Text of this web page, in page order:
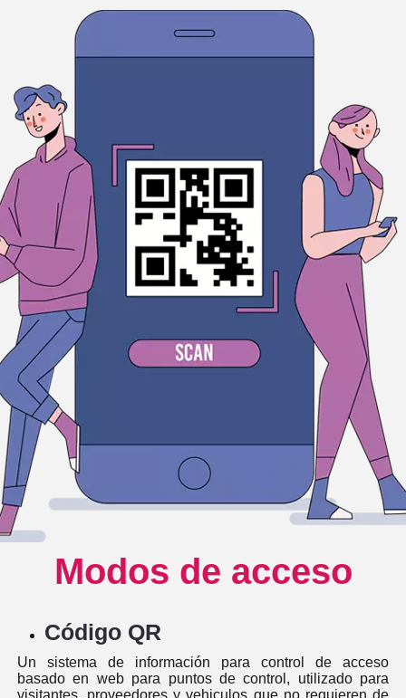
Modos de acceso
Código QR
Un sistema de información para control de acceso
basado en web para puntos de control, utilizado para